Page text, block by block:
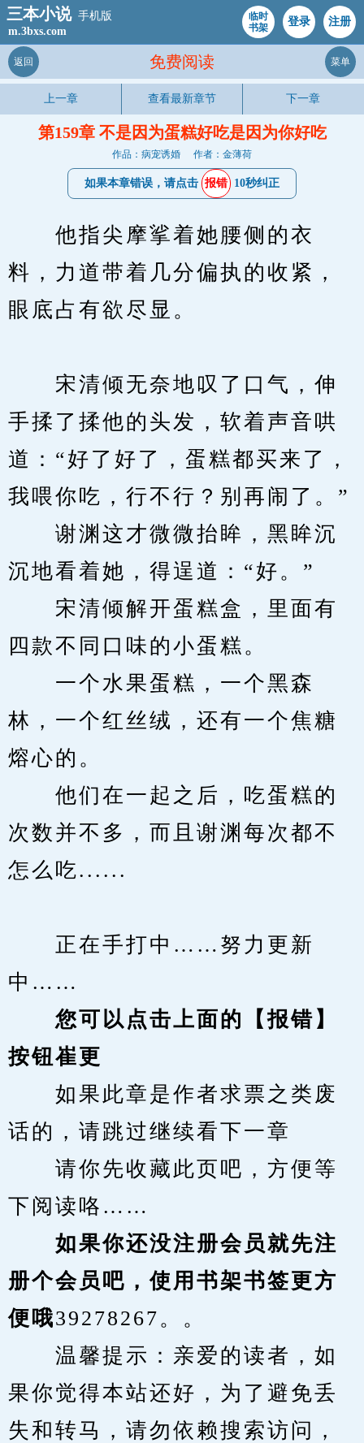
三本小说 手机版
m.3bxs.com
临时
书架
登录 注册
免费阅读
返回 菜单
上一章 查看最新章节 下一章
第159章 不是因为蛋糕好吃是因为你好吃
作品：病宠诱婚 作者：金薄荷
如果本章错误，请点击 报错 10秒纠正
他指尖摩挲着她腰侧的衣
料，力道带着几分偏执的收紧，
眼底占有欲尽显。
宋清倾无奈地叹了口气，伸
手揉了揉他的头发，软着声音哄
道：“好了好了，蛋糕都买来了，
我喂你吃，行不行？别再闹了。”
谢渊这才微微抬眸，黑眸沉
沉地看着她，得逞道：“好。”
宋清倾解开蛋糕盒，里面有
四款不同口味的小蛋糕。
一个水果蛋糕，一个黑森
林，一个红丝绒，还有一个焦糖
熔心的。
他们在一起之后，吃蛋糕的
次数并不多，而且谢渊每次都不
怎么吃......
正在手打中……努力更新
中……
您可以点击上面的【报错】
按钮崔更
如果此章是作者求票之类废
话的，请跳过继续看下一章
请你先收藏此页吧，方便等
下阅读咯……
如果你还没注册会员就先注
册个会员吧，使用书架书签更方
便哦39278267。。
温馨提示：亲爱的读者，如
果你觉得本站还好，为了避免丢
失和转马，请勿依赖搜索访问，